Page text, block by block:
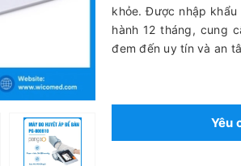
khỏe. Được nhập khẩu
hành 12 tháng, cung
đem đến uy tín và an
Yêu